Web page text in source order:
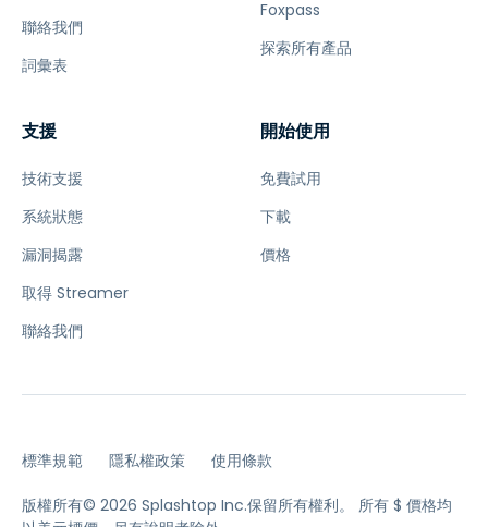
聯絡我們
詞彙表
Foxpass
探索所有產品
支援
技術支援
系統狀態
漏洞揭露
取得 Streamer
聯絡我們
開始使用
免費試用
下載
價格
標準規範 隱私權政策 使用條款
版權所有© 2026 Splashtop Inc.保留所有權利。
所有 $ 價格均